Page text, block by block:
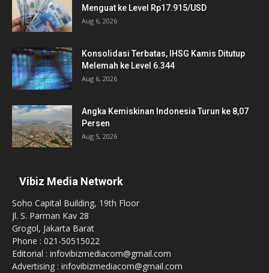
Menguat ke Level Rp17.915/USD
Aug 6, 2026
Konsolidasi Terbatas, IHSG Kamis Ditutup
Melemah ke Level 6.344
Aug 6, 2026
Angka Kemiskinan Indonesia Turun ke 8,07
Persen
Aug 5, 2026
Vibiz Media Network
Soho Capital Building, 19th Floor
Jl. S. Parman Kav 28
Grogol, Jakarta Barat
Phone : 021-50515022
Editorial : infovibizmediacom@gmail.com
Advertising : infovibizmediacom@gmail.com